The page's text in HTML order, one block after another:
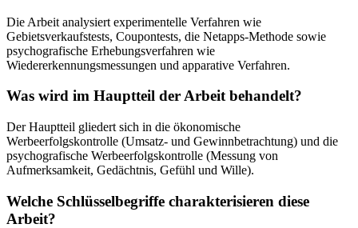
Die Arbeit analysiert experimentelle Verfahren wie
Gebietsverkaufstests, Coupontests, die Netapps-Methode sowie
psychografische Erhebungsverfahren wie
Wiedererkennungsmessungen und apparative Verfahren.
Was wird im Hauptteil der Arbeit behandelt?
Der Hauptteil gliedert sich in die ökonomische
Werbeerfolgskontrolle (Umsatz- und Gewinnbetrachtung) und die
psychografische Werbeerfolgskontrolle (Messung von
Aufmerksamkeit, Gedächtnis, Gefühl und Wille).
Welche Schlüsselbegriffe charakterisieren diese
Arbeit?